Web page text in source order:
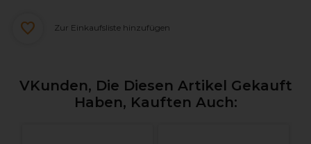
Zur Einkaufsliste hinzufügen
VKunden, Die Diesen Artikel Gekauft
Haben, Kauften Auch: